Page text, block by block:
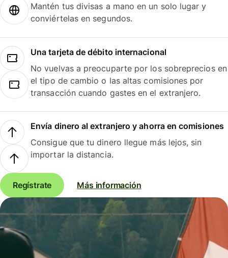
Mantén tus divisas a mano en un solo lugar y
conviértelas en segundos.
Una tarjeta de débito internacional
No vuelvas a preocuparte por los sobreprecios en
el tipo de cambio o las altas comisiones por
transacción cuando gastes en el extranjero.
Envía dinero al extranjero y ahorra en comisiones
Consigue que tu dinero llegue más lejos, sin
importar la distancia.
Regístrate Más información